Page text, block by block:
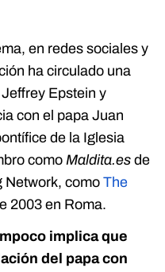
en redes sociales y
ha circulado una
Epstein y
con el papa Juan
de la Iglesia
como Maldita.es de
Network, comoThe
2003 en Roma.
implica que
del papa con